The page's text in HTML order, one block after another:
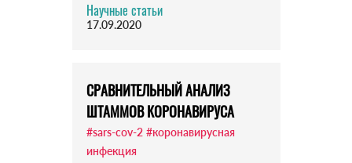
Научные статьи
17.09.2020
СРАВНИТЕЛЬНЫЙ АНАЛИЗ
ШТАММОВ КОРОНАВИРУСА
#sars-cov-2 #коронавирусная
инфекция